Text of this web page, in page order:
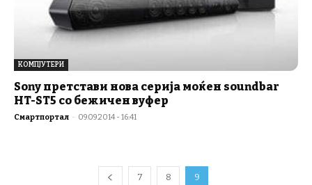
КОМПЈУТЕРИ
Sony претстави нова серија моќен soundbar
HT-ST5 со бежичен вуфер
Смартпортал - 09.09.2014 - 16:41
7 8 9